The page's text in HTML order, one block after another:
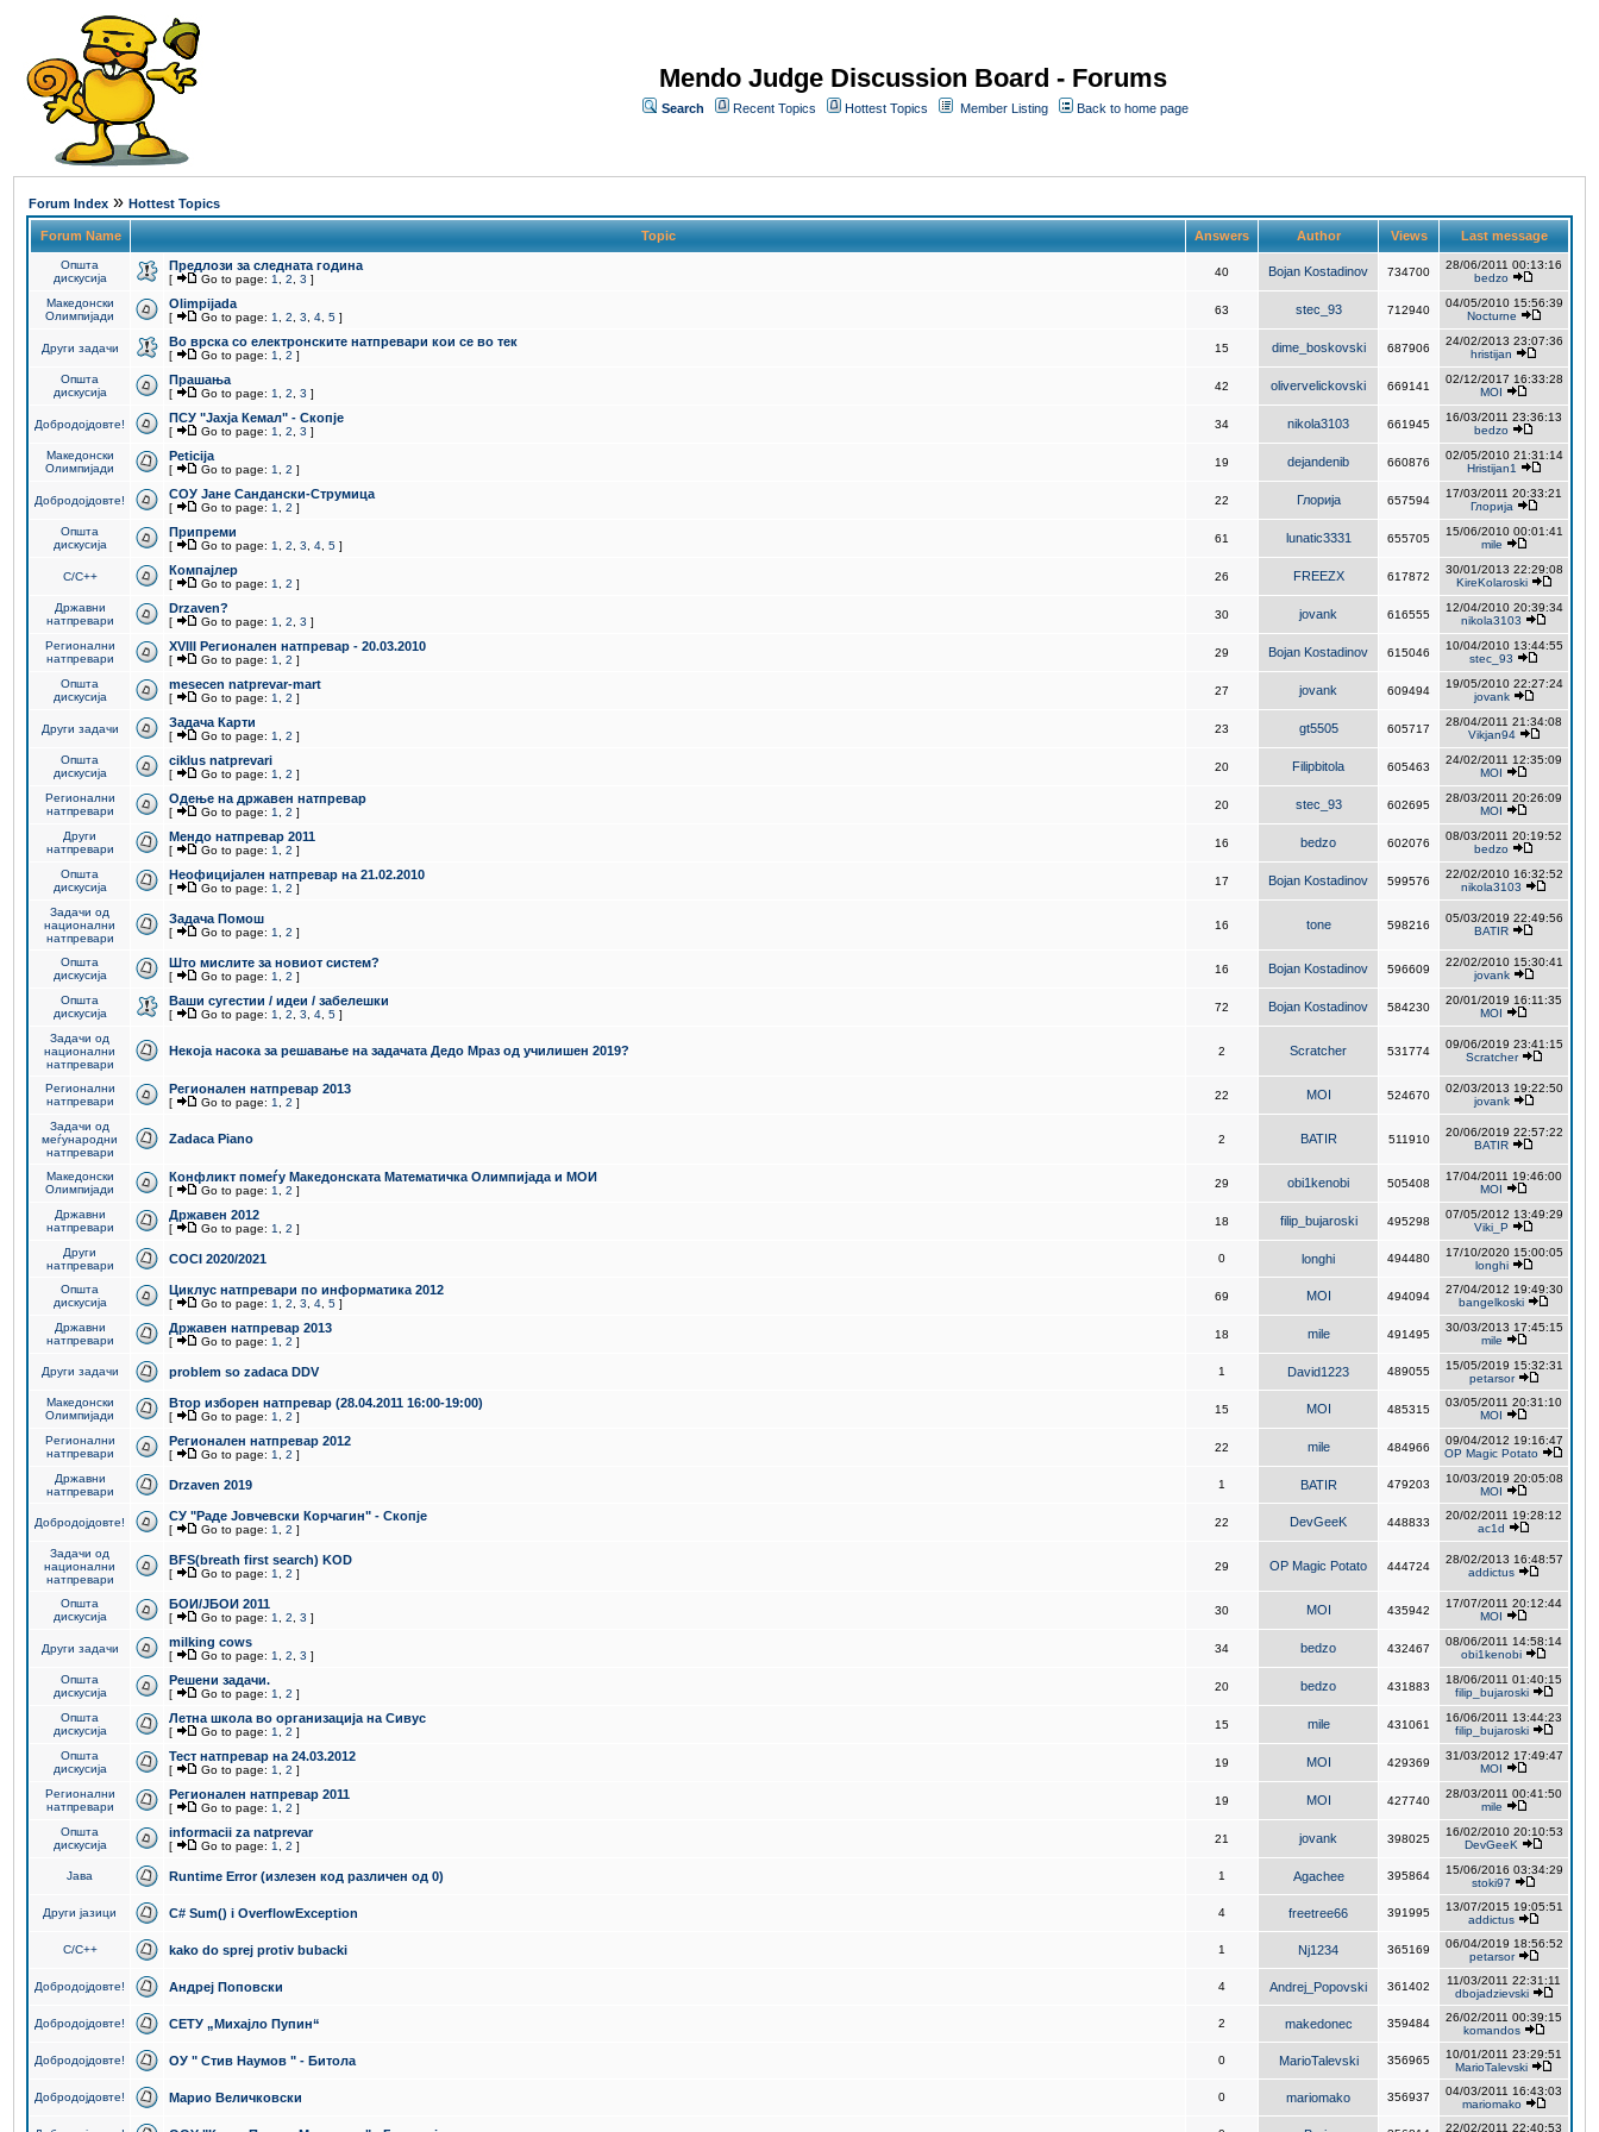
Mendo Judge Discussion Board - Forums
Search Recent Topics Hottest Topics Member Listing Back to home page
Forum Index » Hottest Topics
Forum Name Topic Answers Author Views Last message
Општа
дискусија
Предлози за следната година
[ Go to page: 1 2 3 ]
40 Bojan Kostadinov 734700
28/06/2011 00:13:16
bedzo
Македонски
Олимпијади
Olimpijada
[ Go to page: 1 2 3 4 5 ]
63 stec_93 712940
04/05/2010 15:56:39
Nocturne
Други задачи Во врска со електронските натпревари кои се во тек
[ Go to page: 1 2 ]
15 dime_boskovski 687906
24/02/2013 23:07:36
hristijan
Општа
дискусија
Прашања
[ Go to page: 1 2 3 ]
42 olivervelickovski 669141
02/12/2017 16:33:28
MOI
Добродојдовте! ПCУ "Јахја Кемал" - Скопје
[ Go to page: 1 2 3 ]
34 nikola3103 661945
16/03/2011 23:36:13
bedzo
Македонски
Олимпијади
Peticija
[ Go to page: 1 2 ]
19 dejandenib 660876
02/05/2010 21:31:14
Hristijan1
Добродојдовте! СОУ Јане Сандански-Струмица
[ Go to page: 1 2 ]
22 Глорија 657594
17/03/2011 20:33:21
Глорија
Општа
дискусија
Припреми
[ Go to page: 1 2 3 4 5 ]
61 lunatic3331 655705
15/06/2010 00:01:41
mile
C/C++ Компајлер
[ Go to page: 1 2 ]
26 FREEZX 617872
30/01/2013 22:29:08
KireKolaroski
Државни
натпревари
Drzaven?
[ Go to page: 1 2 3 ]
30 jovank 616555
12/04/2010 20:39:34
nikola3103
Регионални
натпревари
XVIII Регионален натпревар - 20.03.2010
[ Go to page: 1 2 ]
29 Bojan Kostadinov 615046
10/04/2010 13:44:55
stec_93
Општа
дискусија
mesecen natprevar-mart
[ Go to page: 1 2 ]
27 jovank 609494
19/05/2010 22:27:24
jovank
Други задачи Задача Карти
[ Go to page: 1 2 ]
23 gt5505 605717
28/04/2011 21:34:08
Vikjan94
Општа
дискусија
ciklus natprevari
[ Go to page: 1 2 ]
20 Filipbitola 605463
24/02/2011 12:35:09
MOI
Регионални
натпревари
Одење на државен натпревар
[ Go to page: 1 2 ]
20 stec_93 602695
28/03/2011 20:26:09
MOI
Други
натпревари
Мендо натпревар 2011
[ Go to page: 1 2 ]
16 bedzo 602076
08/03/2011 20:19:52
bedzo
Општа
дискусија
Неофицијален натпревар на 21.02.2010
[ Go to page: 1 2 ]
17 Bojan Kostadinov 599576
22/02/2010 16:32:52
nikola3103
Задачи од
национални
натпревари
Задача Помош
[ Go to page: 1 2 ]
16 tone 598216
05/03/2019 22:49:56
BATIR
Општа
дискусија
Што мислите за новиот систем?
[ Go to page: 1 2 ]
16 Bojan Kostadinov 596609
22/02/2010 15:30:41
jovank
Општа
дискусија
Ваши сугестии / идеи / забелешки
[ Go to page: 1 2 3 4 5 ]
72 Bojan Kostadinov 584230
20/01/2019 16:11:35
MOI
Задачи од
национални
натпревари
Некоја насока за решавање на задачата Дедо Мраз од училишен 2019? 2 Scratcher 531774
09/06/2019 23:41:15
Scratcher
Регионални
натпревари
Регионален натпревар 2013
[ Go to page: 1 2 ]
22 MOI 524670
02/03/2013 19:22:50
jovank
Задачи од
меѓународни
натпревари
Zadaca Piano 2 BATIR 511910
20/06/2019 22:57:22
BATIR
Македонски
Олимпијади
Конфликт помеѓу Македонската Математичка Олимпијада и МОИ
[ Go to page: 1 2 ]
29 obi1kenobi 505408
17/04/2011 19:46:00
MOI
Државни
натпревари
Државен 2012
[ Go to page: 1 2 ]
18 filip_bujaroski 495298
07/05/2012 13:49:29
Viki_P
Други
натпревари
COCI 2020/2021 0 longhi 494480
17/10/2020 15:00:05
longhi
Општа
дискусија
Циклус натпревари по информатика 2012
[ Go to page: 1 2 3 4 5 ]
69 MOI 494094
27/04/2012 19:49:30
bangelkoski
Државни
натпревари
Државен натпревар 2013
[ Go to page: 1 2 ]
18 mile 491495
30/03/2013 17:45:15
mile
Други задачи problem so zadaca DDV 1 David1223 489055
15/05/2019 15:32:31
petarsor
Македонски
Олимпијади
Втор изборен натпревар (28.04.2011 16:00-19:00)
[ Go to page: 1 2 ]
15 MOI 485315
03/05/2011 20:31:10
MOI
Регионални
натпревари
Регионален натпревар 2012
[ Go to page: 1 2 ]
22 mile 484966
09/04/2012 19:16:47
OP Magic Potato
Државни
натпревари
Drzaven 2019 1 BATIR 479203
10/03/2019 20:05:08
MOI
Добродојдовте! СУ "Раде Јовчевски Корчагин" - Скопје
[ Go to page: 1 2 ]
22 DevGeeK 448833
20/02/2011 19:28:12
ac1d
Задачи од
национални
натпревари
BFS(breath first search) KOD
[ Go to page: 1 2 ]
29 OP Magic Potato 444724
28/02/2013 16:48:57
addictus
Општа
дискусија
БОИ/ЈБОИ 2011
[ Go to page: 1 2 3 ]
30 MOI 435942
17/07/2011 20:12:44
MOI
Други задачи milking cows
[ Go to page: 1 2 3 ]
34 bedzo 432467
08/06/2011 14:58:14
obi1kenobi
Општа
дискусија
Решени задачи.
[ Go to page: 1 2 ]
20 bedzo 431883
18/06/2011 01:40:15
filip_bujaroski
Општа
дискусија
Летна школа во организација на Сивус
[ Go to page: 1 2 ]
15 mile 431061
16/06/2011 13:44:23
filip_bujaroski
Општа
дискусија
Тест натпревар на 24.03.2012
[ Go to page: 1 2 ]
19 MOI 429369
31/03/2012 17:49:47
MOI
Регионални
натпревари
Регионален натпревар 2011
[ Go to page: 1 2 ]
19 MOI 427740
28/03/2011 00:41:50
mile
Општа
дискусија
informacii za natprevar
[ Go to page: 1 2 ]
21 jovank 398025
16/02/2010 20:10:53
DevGeeK
Јава Runtime Error (излезен код различен од 0) 1 Agachee 395864
15/06/2016 03:34:29
stoki97
Други јазици C# Sum() i OverflowException 4 freetree66 391995
13/07/2015 19:05:51
addictus
C/C++ kako do sprej protiv bubacki 1 Nj1234 365169
06/04/2019 18:56:52
petarsor
Добродојдовте! Андреј Поповски 4 Andrej_Popovski 361402
11/03/2011 22:31:11
dbojadzievski
Добродојдовте! СЕТУ „Михајло Пупин“ 2 makedonec 359484
26/02/2011 00:39:15
komandos
Добродојдовте! ОУ " Стив Наумов " - Битола 0 MarioTalevski 356965
10/01/2011 23:29:51
MarioTalevski
Добродојдовте! Марио Величковски 0 mariomako 356937
04/03/2011 16:43:03
mariomako
22/02/2011 22:40:53